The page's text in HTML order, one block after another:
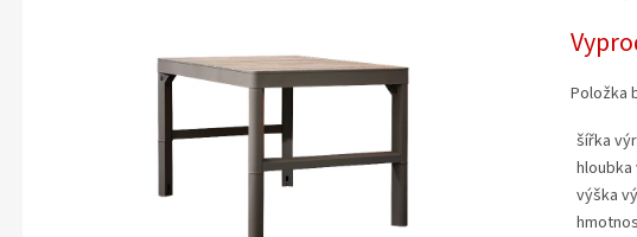
cena:
Položka
šířka
výška